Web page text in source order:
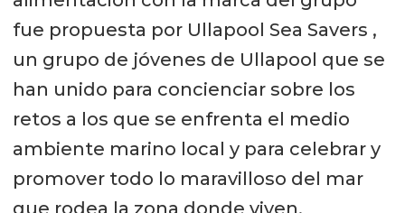
fue propuesta por Ullapool Sea Savers ,
un grupo de jóvenes de Ullapool que se
han unido para concienciar sobre los
retos a los que se enfrenta el medio
ambiente marino local y para celebrar y
promover todo lo maravilloso del mar